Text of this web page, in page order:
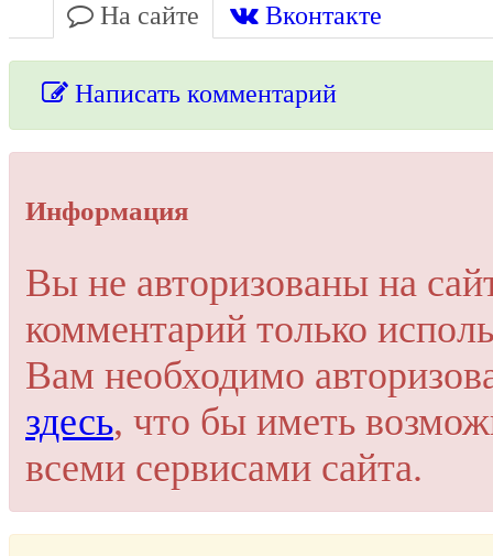
На сайте Вконтакте
Написать комментарий
Пройти регистрацию
Или войти через соц. сети
Это очень просто и безопасно!
Информация
Вы не авторизованы на
комментарий только
Вам необходимо
здесь, что бы иметь
всеми сервисами сайта.